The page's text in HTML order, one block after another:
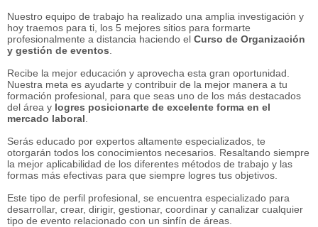
Nuestro equipo de trabajo ha realizado una amplia investigación y
hoy traemos para ti, los 5 mejores sitios para formarte
profesionalmente a distancia haciendo el Curso de Organización
y gestión de eventos
Recibe la mejor educación y aprovecha esta gran oportunidad.
Nuestra meta es ayudarte y contribuir de la mejor manera a tu
formación profesional, para que seas uno de los más destacados
del área y logres posicionarte de excelente forma en el
mercado laboral
Serás educado por expertos altamente especializados, te
otorgarán todos los conocimientos necesarios. Resaltando siempre
la mejor aplicabilidad de los diferentes métodos de trabajo y las
formas más efectivas para que siempre logres tus objetivos.
Este tipo de perfil profesional, se encuentra especializado para
desarrollar, crear, dirigir, gestionar, coordinar y canalizar cualquier
tipo de evento relacionado con un sinfín de áreas.